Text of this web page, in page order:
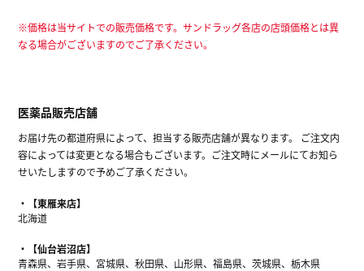
※価格は当サイトでの販売価格です。サンドラッグ各店の店頭価格とは異
なる場合がございますのでご了承ください。
医薬品販売店舗
お届け先の都道府県によって、担当する販売店舗が異なります。 ご注文内
容によっては変更となる場合もございます。ご注文時にメールにてお知ら
せいたしますので予めご了承ください。
【東雁来店】
北海道
【仙台岩沼店】
青森県、岩手県、宮城県、秋田県、山形県、福島県、茨城県、栃木県